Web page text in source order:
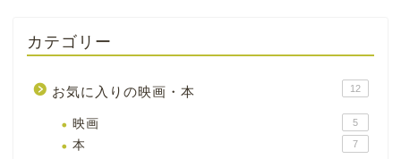
カテゴリー
お気に入りの映画・本 12
映画 5
本 7